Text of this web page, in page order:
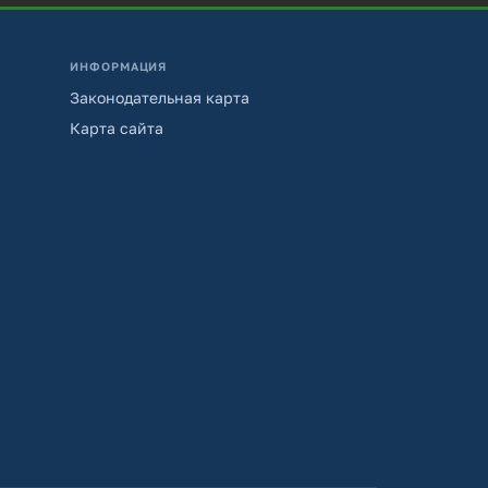
ИНФОРМАЦИЯ
Законодательная карта
Карта сайта